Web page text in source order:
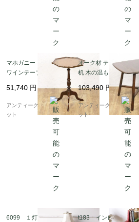
マホガニー イギリス製
ワインテーブル レザー
おしゃれ インテリア 英
国 アンティーク
51,740 円
アンティークブルーパロ
ット
オーク材 テーブル 食卓
机 木の温もり レトロ
ヴィンテージ スタイリ
ッシュ ミニマルデザイ
ン シンプル
103,490 円
アンティークブルーパロ
ット
6099 １灯式フロアラ
t183 インレイドテー